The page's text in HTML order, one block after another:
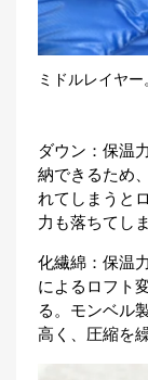
ミドルレイヤ
ダウン：保温
納できるため
れてしまうと
力も落ちてし
化繊綿：保温
によるロフト
る。モンベル
高く、圧縮を